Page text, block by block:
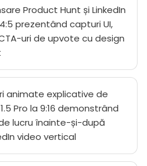
Product Hunt și LinkedIn
prezentând capturi UI,
uri de upvote cu design
animate explicative de
Pro la 9:16 demonstrând
lucru înainte-și-după
video vertical